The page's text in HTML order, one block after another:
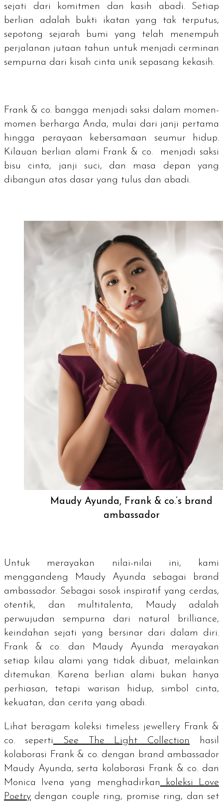
sejati dari komitmen dan kasih abadi. Setiap
berlian adalah bukti ikatan yang tak terputus,
sepotong sejarah bumi yang telah menempuh
perjalanan jutaan tahun untuk menjadi cerminan
sempurna dari kisah cinta unik sepasang kekasih.
Frank & co. bangga menjadi saksi dalam momen-
momen berharga Anda, mulai dari janji pertama
hingga perayaan kebersamaan seumur hidup.
Kilauan berlian alami Frank & co. menjadi saksi
bisu cinta, janji suci, dan masa depan yang
dibangun atas dasar yang tulus dan abadi.
Maudy Ayunda, Frank & co.’s brand
ambassador
Untuk merayakan nilai-nilai ini, kami
menggandeng Maudy Ayunda sebagai
brand
ambassador. Sebagai sosok inspiratif yang cerdas,
otentik, dan multitalenta, Maudy adalah
perwujudan sempurna dari natural brilliance,
keindahan sejati yang bersinar dari dalam diri.
Frank & co. dan Maudy Ayunda merayakan
setiap kilau alami yang tidak dibuat, melainkan
ditemukan. Karena berlian alami bukan hanya
perhiasan, tetapi warisan hidup, simbol cinta,
kekuatan, dan cerita yang abadi.
Lihat beragam koleksi timeless jewellery Frank &
co. seperti See The Light Collection
hasil
kolaborasi Frank & co. dengan brand ambassador
Maudy Ayunda, serta kolaborasi Frank & co. dan
Monica Ivena yang menghadirkan koleksi Love
Poetry dengan couple ring, promise ring, dan set